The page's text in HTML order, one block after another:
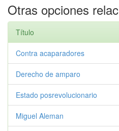
Otras opciones
Título
Contra acaparadores
Derecho de amparo
Estado posrevolucionario
Miguel Aleman